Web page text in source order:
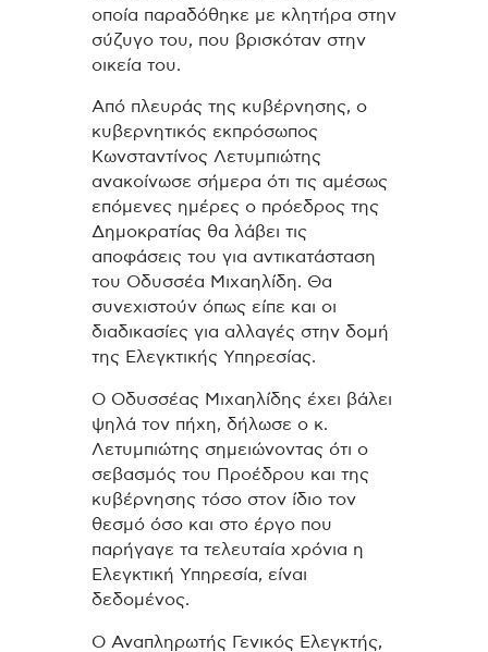
οποία παραδόθηκε με κλητήρα στην
σύζυγο του, που βρισκόταν στην
οικεία του.
Από πλευράς της κυβέρνησης, ο
κυβερνητικός εκπρόσωπος
Κωνσταντίνος Λετυμπιώτης
ανακοίνωσε σήμερα ότι τις αμέσως
επόμενες ημέρες ο πρόεδρος της
Δημοκρατίας θα λάβει τις
αποφάσεις του για αντικατάσταση
του Οδυσσέα Μιχαηλίδη. Θα
συνεχιστούν όπως είπε και οι
διαδικασίες για αλλαγές στην δομή
της Ελεγκτικής Υπηρεσίας.
Ο Οδυσσέας Μιχαηλίδης έχει βάλει
ψηλά τον πήχη, δήλωσε ο κ.
Λετυμπιώτης σημειώνοντας ότι ο
σεβασμός του Προέδρου και της
κυβέρνησης τόσο στον ίδιο τον
θεσμό όσο και στο έργο που
παρήγαγε τα τελευταία χρόνια η
Ελεγκτική Υπηρεσία, είναι
δεδομένος.
Ο Αναπληρωτής Γενικός Ελεγκτής,